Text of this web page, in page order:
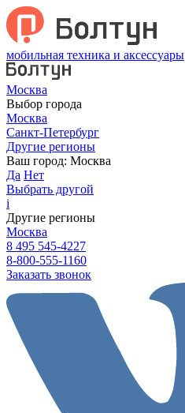
мобильная техника и аксессуары
Москва
Выбор города
Москва
Санкт-Петербург
Другие регионы
Ваш город: Москва
Да Нет
Выбрать другой
i
Другие регионы
Москва
8 495 545-4227
8-800-555-1160
Заказать звонок